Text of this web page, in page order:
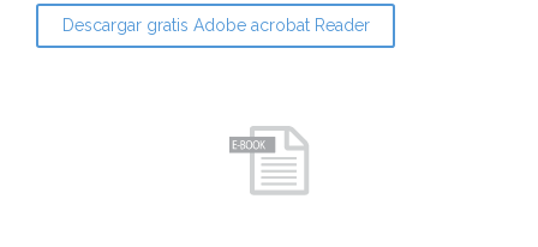
Descargar gratis Adobe acrobat Reader